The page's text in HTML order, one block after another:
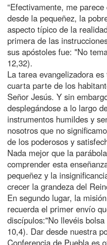
“Efectivamente, me
desde la pequeñez, la
aspecto típico de la
primera de las
sus apóstoles fue: "No
12,32).
La tarea evangelizadora
cuarta parte de los
Señor Jesús. Y sin
desplegándose a lo largo
instrumentos humildes y
nosotros que no
de los poderosos y
Nada mejor que la
comprender esta
pequeñez y la
crecer la grandeza del
En segundo lugar, la
recuerda el primer envío
discípulos:"No llevéis
10,4). Dar desde nuestra
Conferencia de Puebla es